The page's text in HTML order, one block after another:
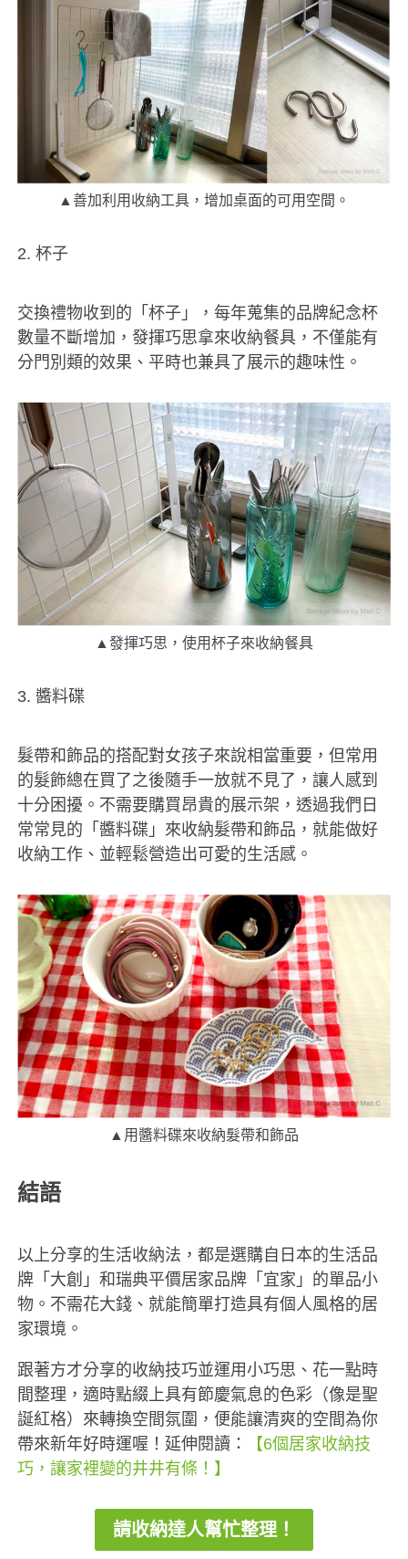
▲善加利用收納工具，增加桌面的可用空間。
2. 杯子
交換禮物收到的「杯子」，每年蒐集的品牌紀念杯
數量不斷增加，發揮巧思拿來收納餐具，不僅能有
分門別類的效果、平時也兼具了展示的趣味性。
▲發揮巧思，使用杯子來收納餐具
3. 醬料碟
髮帶和飾品的搭配對女孩子來說相當重要，但常用
的髮飾總在買了之後隨手一放就不見了，讓人感到
十分困擾。不需要購買昂貴的展示架，透過我們日
常常見的「醬料碟」來收納髮帶和飾品，就能做好
收納工作、並輕鬆營造出可愛的生活感。
▲用醬料碟來收納髮帶和飾品
結語
以上分享的生活收納法，都是選購自日本的生活品
牌「大創」和瑞典平價居家品牌「宜家」的單品小
物。不需花大錢、就能簡單打造具有個人風格的居
家環境。
跟著方才分享的收納技巧並運用小巧思、花一點時
間整理，適時點綴上具有節慶氣息的色彩（像是聖
誕紅格）來轉換空間氛圍，便能讓清爽的空間為你
帶來新年好時運喔！ 延伸閱讀：
【6個居家收納技
巧，讓家裡變的井井有條！】
請收納達人幫忙整理！